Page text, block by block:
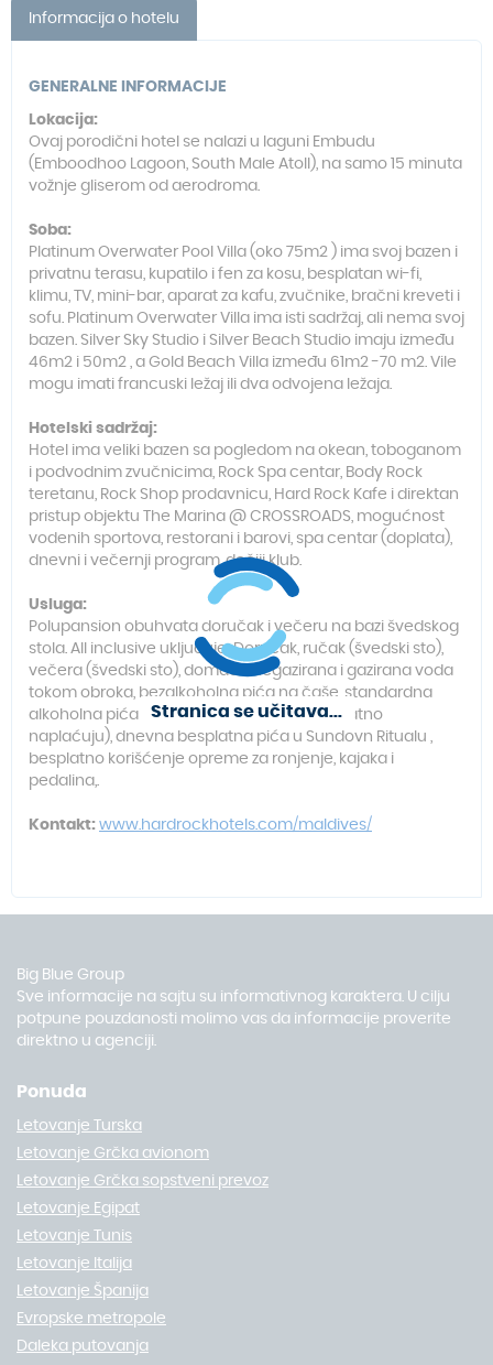
Informacija o hotelu
GENERALNE INFORMACIJE
Lokacija:
Ovaj porodični hotel se nalazi u laguni Embudu
(Emboodhoo Lagoon, South Male Atoll), na samo 15 minuta
vožnje gliserom od aerodroma.
Soba:
Platinum Overwater Pool Villa (oko 75m2 ) ima svoj bazen i
privatnu terasu, kupatilo i fen za kosu, besplatan wi-fi,
klimu, TV, mini-bar, aparat za kafu, zvučnike, bračni kreveti i
sofu. Platinum Overwater Villa ima isti sadržaj, ali nema svoj
bazen. Silver Sky Studio i Silver Beach Studio imaju između
46m2 i 50m2 , a Gold Beach Villa između 61m2 -70 m2. Vile
mogu imati francuski ležaj ili dva odvojena ležaja.
Hotelski sadržaj:
Hotel ima veliki bazen sa pogledom na okean, toboganom
i podvodnim zvučnicima, Rock Spa centar, Body Rock
teretanu, Rock Shop prodavnicu, Hard Rock Kafe i direktan
pristup objektu The Marina @ CROSSROADS, mogućnost
vodenih sportova, restorani i barovi, spa centar (doplata),
dnevni i večernji program, dečiji klub.
Usluga:
Polupansion obuhvata doručak i večeru na bazi švedskog
stola. All inclusive uključuje: Doručak, ručak (švedski sto),
večera (švedski sto), domaća negazirana i gazirana voda
tokom obroka, bezalkoholna pića na čaše, standardna
alkoholna pića na čaše (ostala pića se dodatno
naplaćuju), dnevna besplatna pića u Sundovn Ritualu ,
besplatno korišćenje opreme za ronjenje, kajaka i
pedalina,.
Kontakt: www.hardrockhotels.com/maldives/
Big Blue Group
Sve informacije na sajtu su informativnog karaktera. U cilju
potpune pouzdanosti molimo vas da informacije proverite
direktno u agenciji.
Ponuda
Letovanje Turska
Letovanje Grčka avionom
Letovanje Grčka sopstveni prevoz
Letovanje Egipat
Letovanje Tunis
Letovanje Italija
Letovanje Španija
Evropske metropole
Daleka putovanja
Stranica se učitava...